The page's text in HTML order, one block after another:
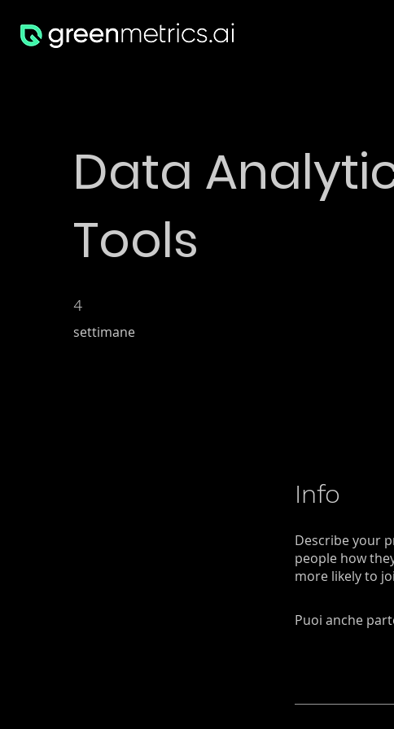
Data
Tools
4
settimane
Info
Describe your
people how
more likely to
Puoi anche